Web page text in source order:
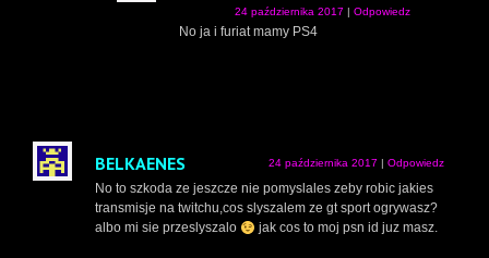
24 października 2017 Odpowiedz
No ja i furiat mamy PS4
BELKAENES 24 października 2017 Odpowiedz
No to szkoda ze jeszcze nie pomyslales zeby robic jakies
transmisje na twitchu,cos slyszalem ze gt sport ogrywasz?
albo mi sie przeslyszalo
jak cos to moj psn id juz masz.